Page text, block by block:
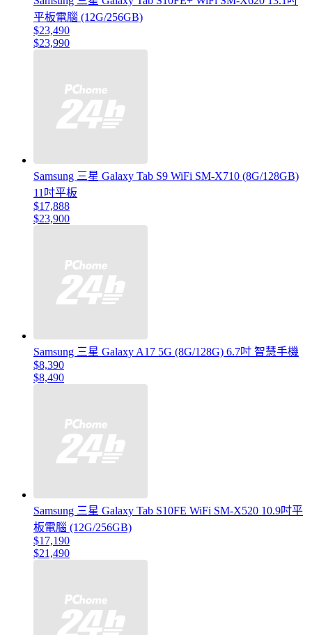
平板電腦 (12G/256GB)
$23,490
$23,990
Samsung 三星 Galaxy Tab S9 WiFi SM-X710 (8G/128GB)
11吋平板
$17,888
$23,900
Samsung 三星 Galaxy A17 5G (8G/128G) 6.7吋 智慧手機
$8,390
$8,490
Samsung 三星 Galaxy Tab S10FE WiFi SM-X520 10.9吋平
板電腦 (12G/256GB)
$17,190
$21,490